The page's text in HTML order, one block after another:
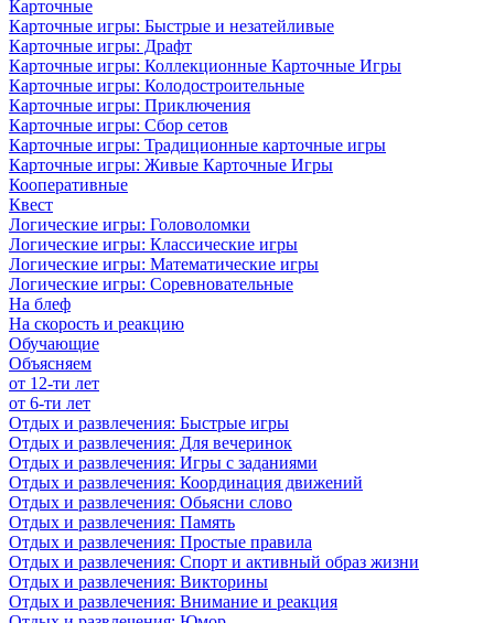
Карточные
Карточные игры: Быстрые и незатейливые
Карточные игры: Драфт
Карточные игры: Коллекционные Карточные Игры
Карточные игры: Колодостроительные
Карточные игры: Приключения
Карточные игры: Сбор сетов
Карточные игры: Традиционные карточные игры
Карточные игры: Живые Карточные Игры
Кооперативные
Квест
Логические игры: Головоломки
Логические игры: Классические игры
Логические игры: Математические игры
Логические игры: Соревновательные
На блеф
На скорость и реакцию
Обучающие
Объясняем
от 12-ти лет
от 6-ти лет
Отдых и развлечения: Быстрые игры
Отдых и развлечения: Для вечеринок
Отдых и развлечения: Игры с заданиями
Отдых и развлечения: Координация движений
Отдых и развлечения: Обьясни слово
Отдых и развлечения: Память
Отдых и развлечения: Простые правила
Отдых и развлечения: Спорт и активный образ жизни
Отдых и развлечения: Викторины
Отдых и развлечения: Внимание и реакция